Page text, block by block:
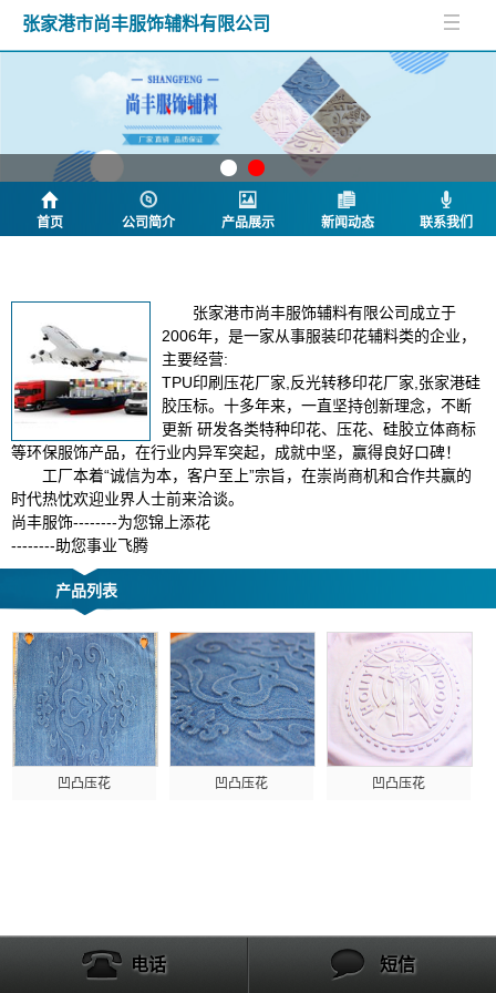
张家港市尚丰服饰辅料有限公司
首页 公司简介 产品展示 新闻动态 联系我们
张家港市尚丰服饰辅料有限公司成立于
2006年，是一家从事服装印花辅料类的企业，
主要经营:
TPU印刷压花厂家,反光转移印花厂家,张家港硅
胶压标。 十多年来，一直坚持创新理念，不断
更新 研发各类特种印花、压花、硅胶立体商标
等环保服饰产品，在行业内异军突起，成就中坚，赢得良好口碑！
工厂本着“诚信为本，客户至上”宗旨，在崇尚商机和合作共赢的
时代热忱欢迎业界人士前来洽谈。
尚丰服饰--------为您锦上添花
--------助您事业飞腾
产品列表
凹凸压花 凹凸压花 凹凸压花
电话 短信